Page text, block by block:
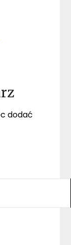
dodać